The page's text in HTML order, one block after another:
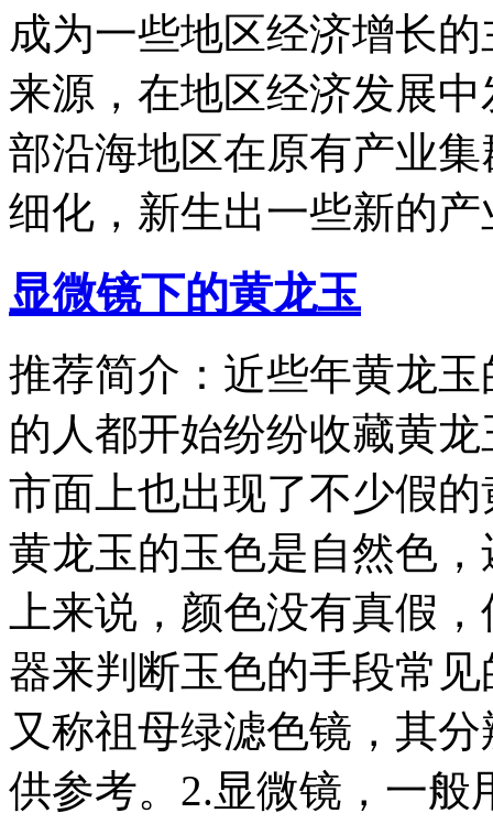
成为一些地区经济增长
来源，在地区经济发展
部沿海地区在原有产业
细化，新生出一些新的产
显微镜下的黄龙玉
推荐简介：近些年黄龙
的人都开始纷纷收藏黄
市面上也出现了不少假
黄龙玉的玉色是自然色
上来说，颜色没有真假
器来判断玉色的手段常
又称祖母绿滤色镜，其
供参考。2.显微镜，一般